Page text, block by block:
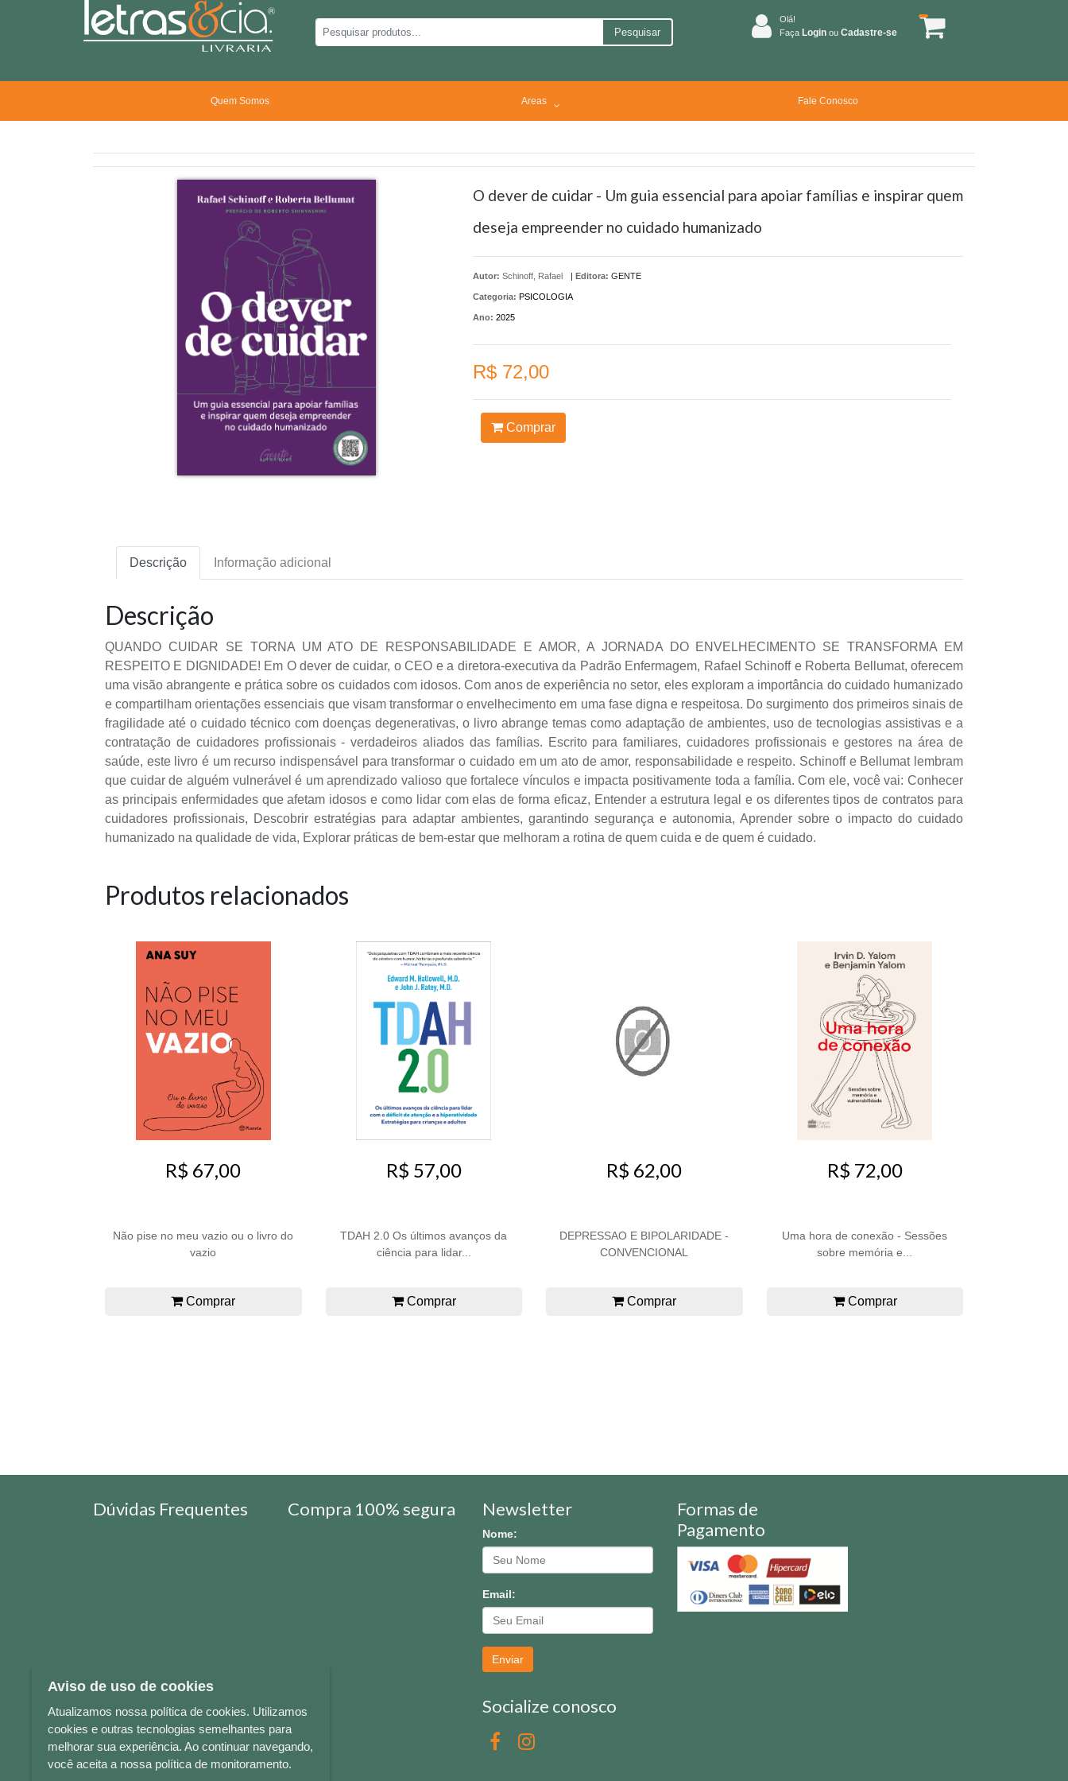
Pesquisar
Olá!
Faça Login ou Cadastre-se
Quem Somos Areas Fale Conosco
O dever de cuidar - Um guia essencial para apoiar famílias e inspirar quem
deseja empreender no cuidado humanizado
Autor: Schinoff, Rafael | Editora: GENTE
Categoria: PSICOLOGIA
Ano: 2025
R$ 72,00
Comprar
Descrição Informação adicional
Descrição
QUANDO CUIDAR SE TORNA UM ATO DE RESPONSABILIDADE E AMOR, A JORNADA DO ENVELHECIMENTO SE TRANSFORMA EM
RESPEITO E DIGNIDADE! Em O dever de cuidar, o CEO e a diretora-executiva da Padrão Enfermagem, Rafael Schinoff e Roberta Bellumat, oferecem
uma visão abrangente e prática sobre os cuidados com idosos. Com anos de experiência no setor, eles exploram a importância do cuidado humanizado
e compartilham orientações essenciais que visam transformar o envelhecimento em uma fase digna e respeitosa. Do surgimento dos primeiros sinais de
fragilidade até o cuidado técnico com doenças degenerativas, o livro abrange temas como adaptação de ambientes, uso de tecnologias assistivas e a
contratação de cuidadores profissionais - verdadeiros aliados das famílias. Escrito para familiares, cuidadores profissionais e gestores na área de
saúde, este livro é um recurso indispensável para transformar o cuidado em um ato de amor, responsabilidade e respeito. Schinoff e Bellumat lembram
que cuidar de alguém vulnerável é um aprendizado valioso que fortalece vínculos e impacta positivamente toda a família. Com ele, você vai: Conhecer
as principais enfermidades que afetam idosos e como lidar com elas de forma eficaz, Entender a estrutura legal e os diferentes tipos de contratos para
cuidadores profissionais, Descobrir estratégias para adaptar ambientes, garantindo segurança e autonomia, Aprender sobre o impacto do cuidado
humanizado na qualidade de vida, Explorar práticas de bem-estar que melhoram a rotina de quem cuida e de quem é cuidado.
Produtos relacionados
R$ 67,00
Não pise no meu vazio ou o livro do
vazio
Comprar
R$ 57,00
TDAH 2.0 Os últimos avanços da
ciência para lidar...
Comprar
R$ 62,00
DEPRESSAO E BIPOLARIDADE -
CONVENCIONAL
Comprar
R$ 72,00
Uma hora de conexão - Sessões
sobre memória e...
Comprar
Dúvidas Frequentes Compra 100% segura Newsletter
Nome:
Email:
Enviar
Socialize conosco
Formas de
Pagamento
Aviso de uso de cookies
Atualizamos nossa política de cookies. Utilizamos
cookies e outras tecnologias semelhantes para
melhorar sua experiência. Ao continuar navegando,
você aceita a nossa política de monitoramento.